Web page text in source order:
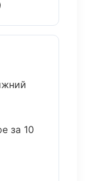
за 10